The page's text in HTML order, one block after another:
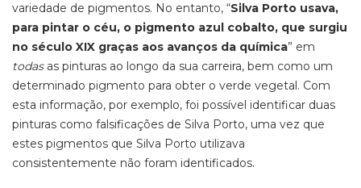
variedade de pigmentos. No entanto, “Silva Porto usava,
para pintar o céu, o pigmento azul cobalto, que surgiu
no século XIX graças aos avanços da química” em
todasas pinturas ao longo da sua carreira, bem como um
determinado pigmento para obter o verde vegetal. Com
esta informação, por exemplo, foi possível identificar duas
pinturas como falsificações de Silva Porto, uma vez que
estes pigmentos que Silva Porto utilizava
consistentemente não foram identificados.